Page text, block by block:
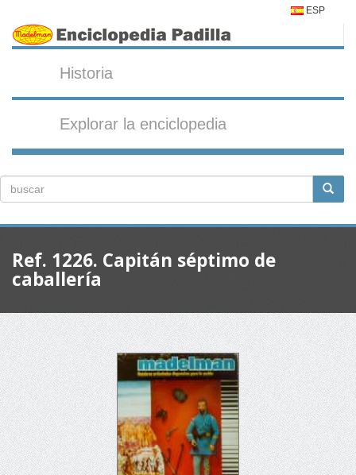
ESP
Historia
Explorar la enciclopedia
Ref. 1226. Capitán séptimo de
caballería